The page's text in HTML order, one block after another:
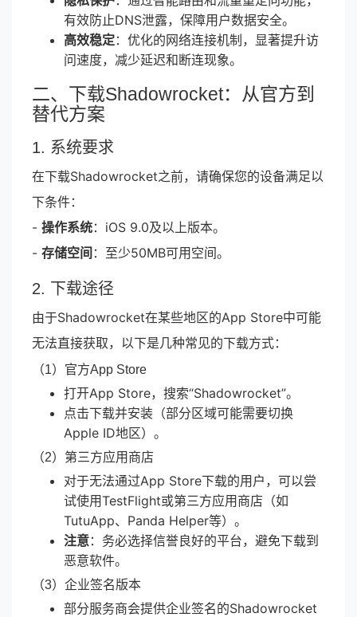
有效防止DNS泄露，保障用户数据安全。
高效稳定：优化的网络连接机制，显著提升访
问速度，减少延迟和断连现象。
二、下载Shadowrocket：从官方到
替代方案
1. 系统要求
在下载Shadowrocket之前，请确保您的设备满足以
下条件：
- 操作系统：iOS 9.0及以上版本。
- 存储空间 ：至少50MB可用空间。
2. 下载途径
由于Shadowrocket在某些地区的App Store中可能
无法直接获取，以下是几种常见的下载方式：
（1）官方App Store
打开App Store，搜索“Shadowrocket”。
点击下载并安装（部分区域可能需要切换
Apple ID地区）。
（2）第三方应用商店
对于无法通过App Store下载的用户，可以尝
试使用TestFlight或第三方应用商店（如
TutuApp、Panda Helper等）。
注意：务必选择信誉良好的平台，避免下载到
恶意软件。
（3）企业签名版本
部分服务商会提供企业签名的Shadowrocket